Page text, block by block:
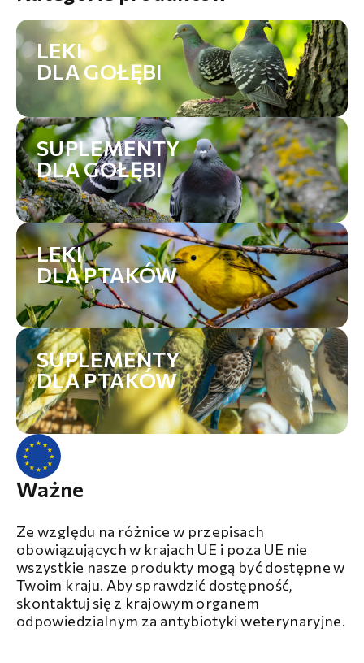
LEKI
DLA GOŁĘBI
SUPLEMENTY
DLA GOŁĘBI
LEKI
DLA PTAKÓW
SUPLEMENTY
DLA PTAKÓW
Ważne
Ze względu na różnice w przepisach
obowiązujących w krajach UE i poza UE nie
wszystkie nasze produkty mogą być dostępne w
Twoim kraju. Aby sprawdzić dostępność,
skontaktuj się z krajowym organem
odpowiedzialnym za antybiotyki weterynaryjne.